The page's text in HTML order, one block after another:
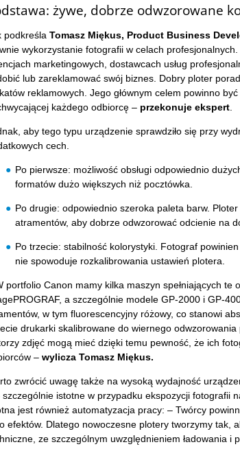
żywe, dobrze odwzorowane
podkreśla Tomasz Miękus, Product Business
wykorzystanie fotografii w celach
marketingowych, dostawcach usług
lub zareklamować swój biznes. Dobry ploter
reklamowych. Jego głównym celem powinno
każdego odbiorcę – przekonuje ekspert.
aby tego typu urządzenie sprawdziło się przy
cech.
Po pierwsze: możliwość obsługi odpowiednio
formatów dużo większych niż pocztówka.
Po drugie: odpowiednio szeroka paleta barw.
atramentów, aby dobrze odwzorować odcienie na
Po trzecie: stabilność kolorystyki. Fotograf
nie spowoduje rozkalibrowania ustawień plotera.
portfolio Canon mamy kilka maszyn spełniających te
a szczególnie modele GP-2000 i GP-
w tym fluorescencyjny różowy, co stanowi
drukarki skalibrowane do wiernego
zdjęć mogą mieć dzięki temu pewność, że ich
– wylicza Tomasz Miękus.
zwrócić uwagę także na wysoką wydajność
szczególnie istotne w przypadku ekspozycji fotografii
jest również automatyzacja pracy: – Twórcy
efektów. Dlatego nowoczesne plotery tworzymy tak,
ze szczególnym uwzględnieniem ładowania i